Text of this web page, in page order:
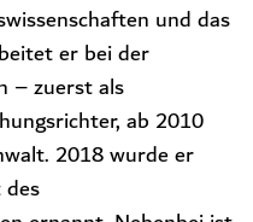
und das
er bei der
– zuerst als
ab 2010
2018 wurde er